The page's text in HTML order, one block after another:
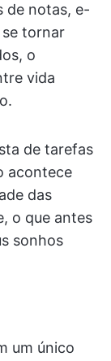
de notas, e-
tornar
o
vida
de tarefas
acontece
das
o que antes
sonhos
um único